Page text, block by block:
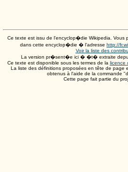
Ce texte est issu de l'encyclop�die Wikipedia. Vous
dans cette encyclop�die � l'adresse http://
Voir la liste des
La version pr�sent�e ici � �t� extraite
Ce texte est disponible sous les termes de la licence
La liste des définitions proposées en tête de page
obtenus à l'aide de la commande
Cette page fait partie du